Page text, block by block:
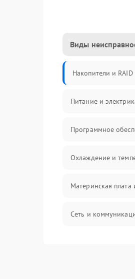
Виды
Накопители и RAID
Питание и
Программное
Охлаждение и
Материнская плата
Сеть и